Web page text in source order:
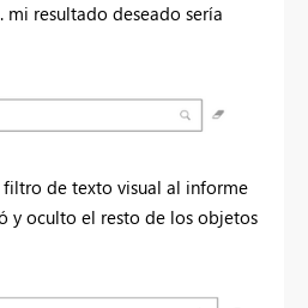
mi resultado deseado sería
de texto visual al informe
y oculto el resto de los objetos